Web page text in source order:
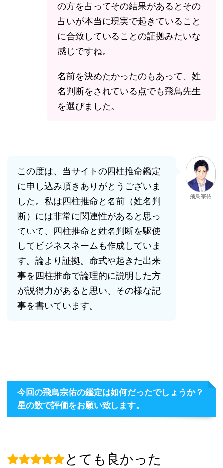
の方を占ってその結果があるとその
占いが本当に現実で起きていること
に合致していることの証拠みたいな
感じですね。
名前を決めたかったのもあって、姓
名判断をされている点でも飛鳥先生
を選びました。
この度は、当サイトの四柱推命鑑定
に申し込み頂きありがとうございま
した。私は四柱推命と名前（姓名判
断）には非常に関連性があると思っ
ていて、四柱推命と姓名判断を駆使
してビジネスネームも作成していま
す。論より証拠。命式や起きた出来
事を四柱推命で論理的に説明した方
が説得力があると思い、その様な記
事を書いています。
飛鳥宗佑
今回の飛鳥宗佑の鑑定は如何だったでしょうか？
星の数で評価をお願い致します。
とても良かった